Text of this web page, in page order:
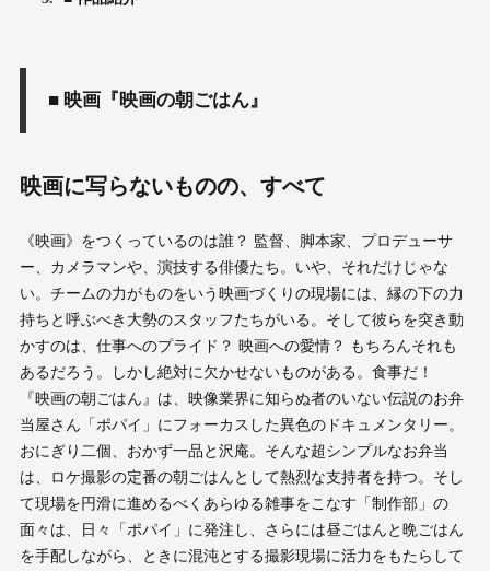
■ 映画『映画の朝ごはん』
映画に写らないものの、すべて
《映画》をつくっているのは誰？ 監督、脚本家、プロデューサ
ー、カメラマンや、演技する俳優たち。いや、それだけじゃな
い。チームの力がものをいう映画づくりの現場には、縁の下の力
持ちと呼ぶべき大勢のスタッフたちがいる。そして彼らを突き動
かすのは、仕事へのプライド？ 映画への愛情？ もちろんそれも
あるだろう。しかし絶対に欠かせないものがある。食事だ！
『映画の朝ごはん』は、映像業界に知らぬ者のいない伝説のお弁
当屋さん「ポパイ」にフォーカスした異色のドキュメンタリー。
おにぎり二個、おかず一品と沢庵。そんな超シンプルなお弁当
は、ロケ撮影の定番の朝ごはんとして熱烈な支持者を持つ。そし
て現場を円滑に進めるべくあらゆる雑事をこなす「制作部」の
面々は、日々「ポパイ」に発注し、さらには昼ごはんと晩ごはん
を手配しながら、ときに混沌とする撮影現場に活力をもたらして